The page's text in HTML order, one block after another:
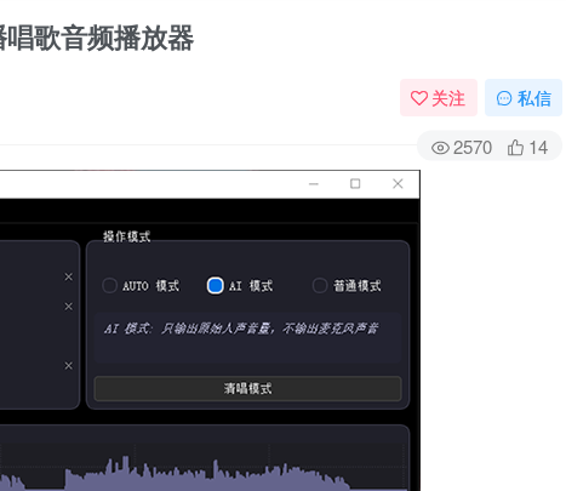
歌音频播放器
关注 私信
2570 14